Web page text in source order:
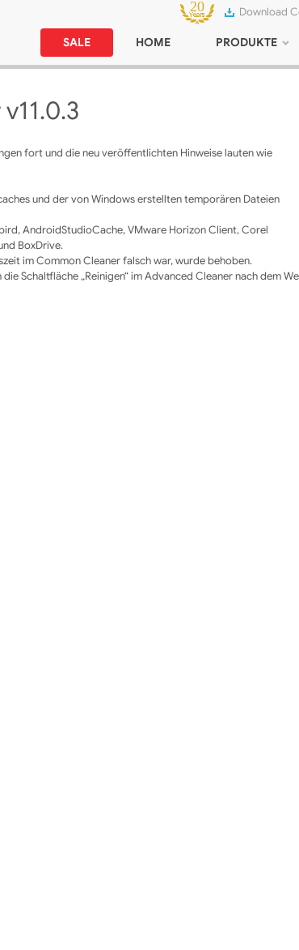
Download
SALE HOME PRODUKTE
fort und die neu veröffentlichten Hinweise lauten wie
und der von Windows erstellten temporären Dateien
AndroidStudioCache, VMware Horizon Client, Corel
BoxDrive.
im Common Cleaner falsch war, wurde behoben.
Schaltfläche „Reinigen“ im Advanced Cleaner nach dem